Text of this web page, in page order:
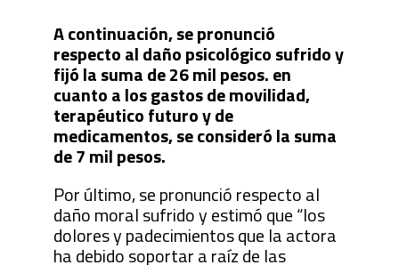
A continuación, se pronunció
respecto al daño psicológico sufrido y
fijó la suma de 26 mil pesos. en
cuanto a los gastos de movilidad,
terapéutico futuro y de
medicamentos, se consideró la suma
de 7 mil pesos.
Por último, se pronunció respecto al
daño moral sufrido y estimó que “los
dolores y padecimientos que la actora
ha debido soportar a raíz de las